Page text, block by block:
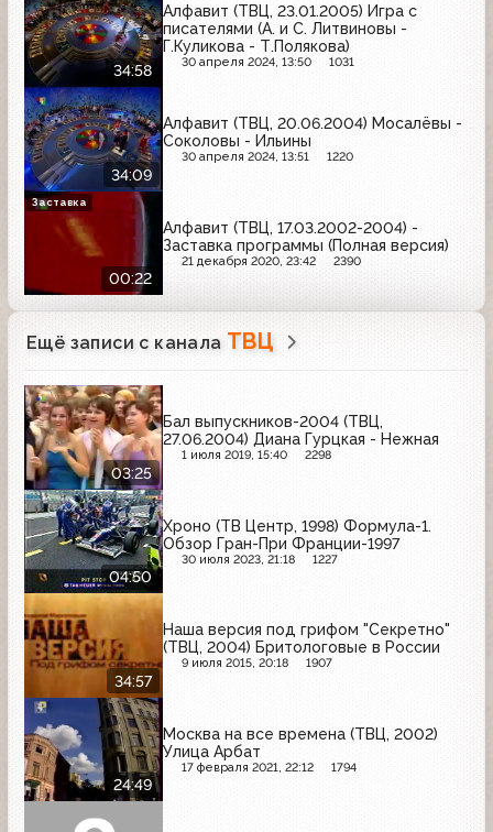
34:58
Алфавит (ТВЦ, 23.01.2005) Игра с
писателями (А. и С. Литвиновы -
Г.Куликова - Т.Полякова)
30 апреля 2024, 13:50 1031
34:09
Алфавит (ТВЦ, 20.06.2004) Мосалёвы -
Соколовы - Ильины
30 апреля 2024, 13:51 1220
00:22
Алфавит (ТВЦ, 17.03.2002-2004) -
Заставка программы (Полная версия)
21 декабря 2020, 23:42 2390
Заставка
Ещё записи с канала ТВЦ
03:25
Бал выпускников-2004 (ТВЦ,
27.06.2004) Диана Гурцкая - Нежная
1 июля 2019, 15:40 2298
04:50
Хроно (ТВ Центр, 1998) Формула-1.
Обзор Гран-При Франции-1997
30 июля 2023, 21:18 1227
34:57
Наша версия под грифом "Секретно"
(ТВЦ, 2004) Бритологовые в России
9 июля 2015, 20:18 1907
24:49
Москва на все времена (ТВЦ, 2002)
Улица Арбат
17 февраля 2021, 22:12 1794